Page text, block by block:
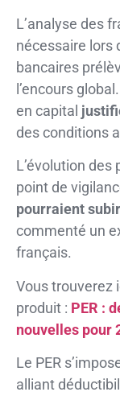
L’analyse des
nécessaire lors
bancaires
l’encours
en capital
des conditions
L’évolution
point de
pourraient
commenté un
français.
Vous trouverez
produit : PER :
nouvelles pour
Le PER
alliant